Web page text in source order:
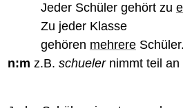
Jeder Schüler gehört zu
Zu jeder Klasse
gehören mehrere Schüler.
n:m z.B. schuelernimmt teil an